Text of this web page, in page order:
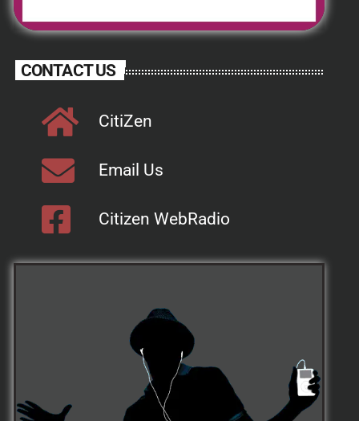
CONTACT US
CitiZen
Email Us
Citizen WebRadio